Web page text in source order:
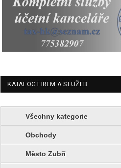
KATALOG FIREM A SLUŽEB
Všechny kategorie
Obchody
Město Zubří